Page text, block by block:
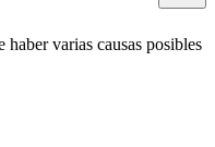
varias causas posibles